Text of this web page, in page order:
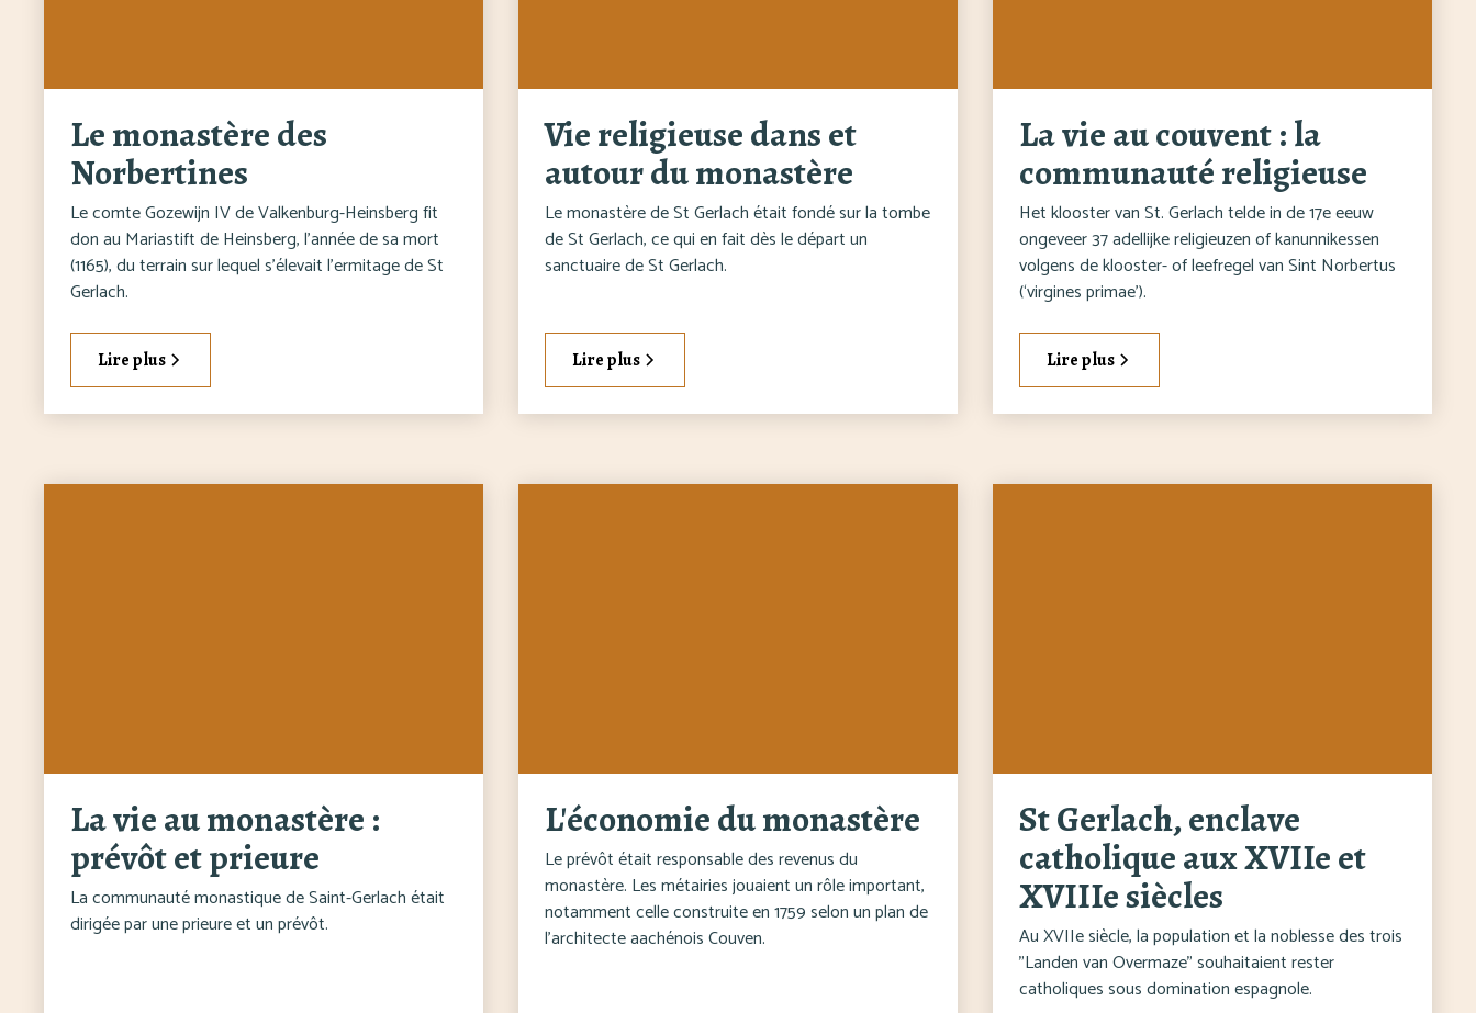
Le monastère des
Norbertines
Le comte Gozewijn IV de Valkenburg-Heinsberg fit
don au Mariastift de Heinsberg, l'année de sa mort
(1165), du terrain sur lequel s'élevait l'ermitage de St
Gerlach.
Lire plus
Vie religieuse dans et
autour du monastère
Le monastère de St Gerlach était fondé sur la tombe
de St Gerlach, ce qui en fait dès le départ un
sanctuaire de St Gerlach.
Lire plus
La vie au couvent : la
communauté religieuse
Het klooster van St. Gerlach telde in de 17e eeuw
ongeveer 37 adellijke religieuzen of kanunnikessen
volgens de klooster- of leefregel van Sint Norbertus
(‘virgines primae’).
Lire plus
La vie au monastère :
prévôt et prieure
La communauté monastique de Saint-Gerlach était
dirigée par une prieure et un prévôt.
L'économie du monastère
Le prévôt était responsable des revenus du
monastère. Les métairies jouaient un rôle important,
notamment celle construite en 1759 selon un plan de
l'architecte aachénois Couven.
St Gerlach, enclave
catholique aux XVIIe et
XVIIIe siècles
Au XVIIe siècle, la population et la noblesse des trois
"Landen van Overmaze" souhaitaient rester
catholiques sous domination espagnole.